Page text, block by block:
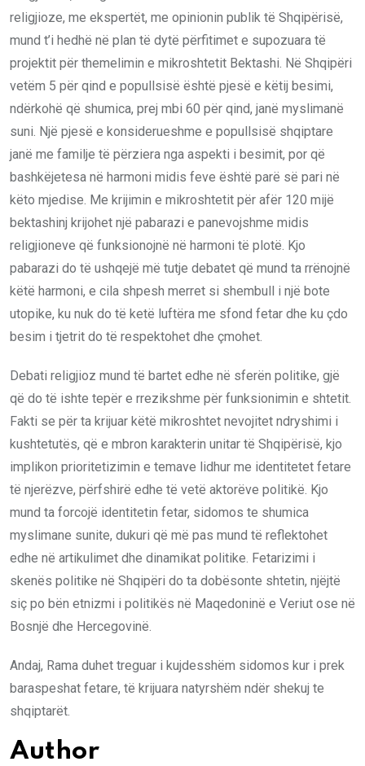
religjioze, me ekspertët, me opinionin publik të Shqipërisë,
mund t’i hedhë në plan të dytë përfitimet e supozuara të
projektit për themelimin e mikroshtetit Bektashi. Në Shqipëri
vetëm 5 për qind e popullsisë është pjesë e këtij besimi,
ndërkohë që shumica, prej mbi 60 për qind, janë myslimanë
suni. Një pjesë e konsiderueshme e popullsisë shqiptare
janë me familje të përziera nga aspekti i besimit, por që
bashkëjetesa në harmoni midis feve është parë së pari në
këto mjedise. Me krijimin e mikroshtetit për afër 120 mijë
bektashinj krijohet një pabarazi e panevojshme midis
religjioneve që funksionojnë në harmoni të plotë. Kjo
pabarazi do të ushqejë më tutje debatet që mund ta rrënojnë
këtë harmoni, e cila shpesh merret si shembull i një bote
utopike, ku nuk do të ketë luftëra me sfond fetar dhe ku çdo
besim i tjetrit do të respektohet dhe çmohet.
Debati religjioz mund të bartet edhe në sferën politike, gjë
që do të ishte tepër e rrezikshme për funksionimin e shtetit.
Fakti se për ta krijuar këtë mikroshtet nevojitet ndryshimi i
kushtetutës, që e mbron karakterin unitar të Shqipërisë, kjo
implikon prioritetizimin e temave lidhur me identitetet fetare
të njerëzve, përfshirë edhe të vetë aktorëve politikë. Kjo
mund ta forcojë identitetin fetar, sidomos te shumica
myslimane sunite, dukuri që më pas mund të reflektohet
edhe në artikulimet dhe dinamikat politike. Fetarizimi i
skenës politike në Shqipëri do ta dobësonte shtetin, njëjtë
siç po bën etnizmi i politikës në Maqedoninë e Veriut ose në
Bosnjë dhe Hercegovinë.
Andaj, Rama duhet treguar i kujdesshëm sidomos kur i prek
baraspeshat fetare, të krijuara natyrshëm ndër shekuj te
shqiptarët.
Author